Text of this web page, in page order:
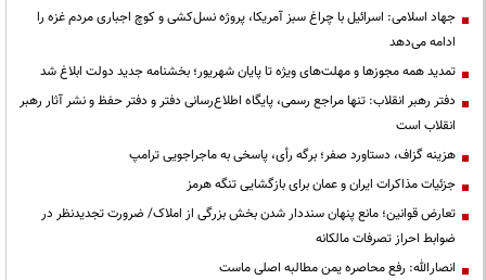
جهاد اسلامی: اسرائیل با چراغ سبز آمریکا، پروژه نسل‌کشی و کوچ اجباری مردم غزه را
ادامه می‌دهد
تمدید همه مجوزها و مهلت‌های ویژه تا پایان شهریور؛ بخشنامه جدید دولت ابلاغ شد
دفتر رهبر انقلاب: تنها مراجع رسمی، پایگاه اطلاع‌رسانی دفتر و دفتر حفظ و نشر آثار رهبر
انقلاب است
هزینه گزاف، دستاورد صفر؛ برگه رأی، پاسخی به ماجراجویی ترامپ
جزئیات مذاکرات ایران و عمان برای بازگشایی تنگه هرمز
تعارض قوانین؛ مانع پنهان سنددار شدن بخش بزرگی از املاک/ ضرورت تجدیدنظر در
ضوابط احراز تصرفات مالکانه
انصارالله: رفع محاصره یمن مطالبه اصلی ماست